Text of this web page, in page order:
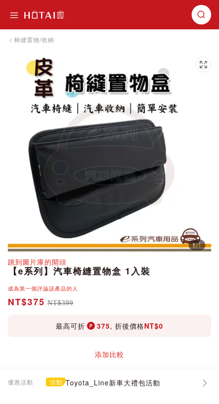
椅縫置物/收納
跳到圖片庫的末尾
1/1
跳到圖片庫的開頭
【e系列】汽車椅縫置物盒 1入裝
成為第一個評論該產品的人
NT$375 NT$399
最高可折 375, 折後價格NT$0
添加比較
優惠活動 活動 Toyota_Line新車大禮包活動